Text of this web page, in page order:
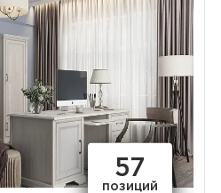
57
позиций